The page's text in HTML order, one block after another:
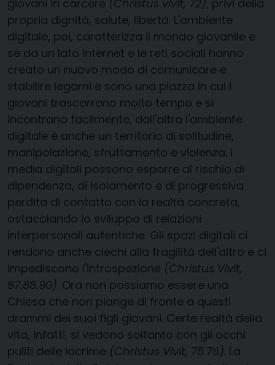
giovani in carcere (Christus vivit, 72), privi della
propria dignità, salute, libertà. L'ambiente
digitale, poi, caratterizza il mondo giovanile e
se da un lato Internet e le reti sociali hanno
creato un nuovo modo di comunicare e
stabilire legami e sono una piazza in cui i
giovani trascorrono molto tempo e si
incontrano facilmente, dall'altra l'ambiente
digitale è anche un territorio di solitudine,
manipolazione, sfruttamento e violenza. I
media digitali possono esporre al rischio di
dipendenza, di isolamento e di progressiva
perdita di contatto con la realtà concreta,
ostacolando lo sviluppo di relazioni
interpersonali autentiche. Gli spazi digitali ci
rendono anche ciechi alla fragilità dell'altro e ci
impediscono l'introspezione (Christus Vivit,
87.88.90). Ora non possiamo essere una
Chiesa che non piange di fronte a questi
drammi dei suoi figli giovani. Certe realtà della
vita, infatti, si vedono soltanto con gli occhi
puliti delle lacrime (Christus Vivit, 75.76). La